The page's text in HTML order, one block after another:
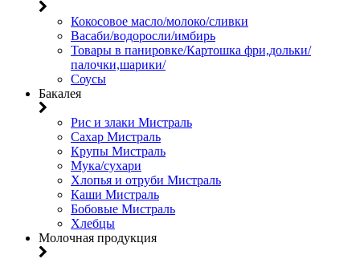
Кокосовое масло/молоко/сливки
Васаби/водоросли/имбирь
Товары в панировке/Картошка фри,дольки/
палочки,шарики/
Соусы
Бакалея
Рис и злаки Мистраль
Сахар Мистраль
Крупы Мистраль
Мука/сухари
Хлопья и отруби Мистраль
Каши Мистраль
Бобовые Мистраль
Хлебцы
Молочная продукция